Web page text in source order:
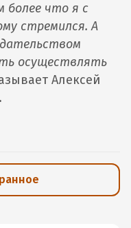
более что я с
стремился. А
осуществлять
Алексей